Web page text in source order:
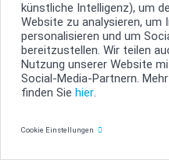
künstliche Intelligenz), um
Website zu analysieren, um
personalisieren und um
bereitzustellen. Wir teilen
Nutzung unserer Website
Social-Media-Partnern.
finden Sie hier.
Cookie Einstellungen
Keine Ergebnisse gefunden.
Kombination oder entfernen
Filter löschen
Mehr zeigen